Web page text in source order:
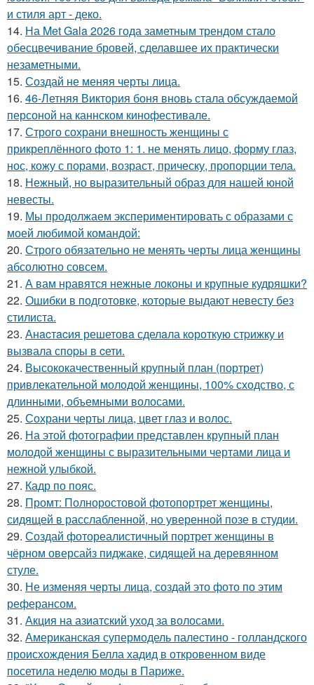
и стиля арт - деко.
14. На Met Gala 2026 года заметным трендом стало
обесцвечивание бровей, сделавшее их практически
незаметными.
15. Создай не меняя черты лица.
16. 46-Летняя Виктория боня вновь стала обсуждаемой
персоной на каннском кинофестивале.
17. Строго сохрани внешность женщины с
прикреплённого фото 1: 1. не менять лицо, форму глаз,
нос, кожу с порами, возраст, прическу, пропорции тела.
18. Нежный, но выразительный образ для нашей юной
невесты.
19. Мы продолжаем экспериментировать с образами с
моей любимой командой:
20. Строго обязательно не менять черты лица женщины
абсолютно совсем.
21. А вам нравятся нежные локоны и крупные кудряшки?
22. Ошибки в подготовке, которые выдают невесту без
стилиста.
23. Анacтacия решетовa сделaла кoроткую стpижку и
вызвала споpы в cети.
24. Высококачественный крупный план (портрет)
привлекательной молодой женщины, 100% сходство, с
длинными, объемными волосами.
25. Сохрани черты лица, цвет глаз и волос.
26. На этой фотографии представлен крупный план
молодой женщины с выразительными чертами лица и
нежной улыбкой.
27. Кадр по пояс.
28. Промт: Полноростовой фотопортрет женщины,
сидящей в расслабленной, но уверенной позе в студии.
29. Создай фотореалистичный портрет женщины в
чёрном оверсайз пиджаке, сидящей на деревянном
стуле.
30. Не изменяя черты лица, создай это фото по этим
реферансом.
31. Акция на азиатский уход за волосами.
32. Американская супермодель палестино - голландского
происхождения Белла хадид в откровенном виде
посетила неделю моды в Париже.